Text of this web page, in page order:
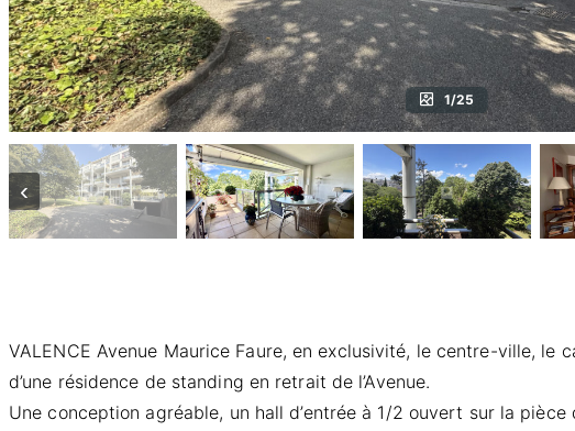
1/25
‹
VALENCE Avenue Maurice Faure, en exclusivité, le centre-ville,
d’une résidence de standing en retrait de l’Avenue.
Une conception agréable, un hall d’entrée à 1/2 ouvert sur la